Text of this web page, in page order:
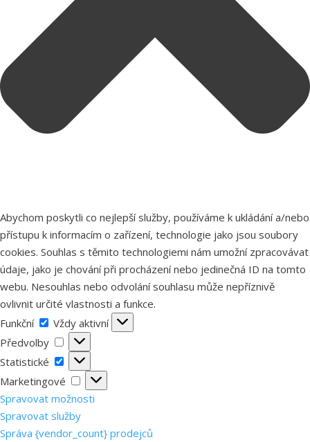
Abychom poskytli co nejlepší služby, používáme k ukládání a/nebo
přístupu k informacím o zařízení, technologie jako jsou soubory
cookies. Souhlas s těmito technologiemi nám umožní zpracovávat
údaje, jako je chování při procházení nebo jedinečná ID na tomto
webu. Nesouhlas nebo odvolání souhlasu může nepříznivě
ovlivnit určité vlastnosti a funkce.
Funkční
Funkční
Vždy aktivní
Předvolby
Předvolby
Statistické
Statistické
Marketingové
Marketingové
Spravovat možnosti
Spravovat služby
Správa {vendor_count} prodejců